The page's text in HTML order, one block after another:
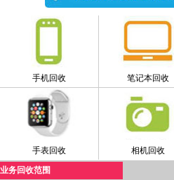
手机回收 笔记本回收
手表回收 相机回收
业务回收范围